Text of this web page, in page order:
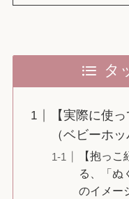
タ
【実際に使
（ベビーホ
【抱っ
る、「ぬ
のイメー